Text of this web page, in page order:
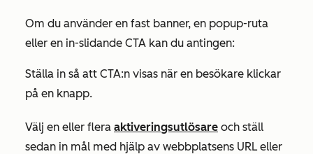
Om du använder en fast banner, en popup-ruta
eller en in-slidande CTA kan du antingen:
Ställa in så att CTA:n visas när en besökare klickar
på en knapp.
Välj en eller flera aktiveringsutlösare och ställ
sedan in mål med hjälp av webbplatsens URL eller